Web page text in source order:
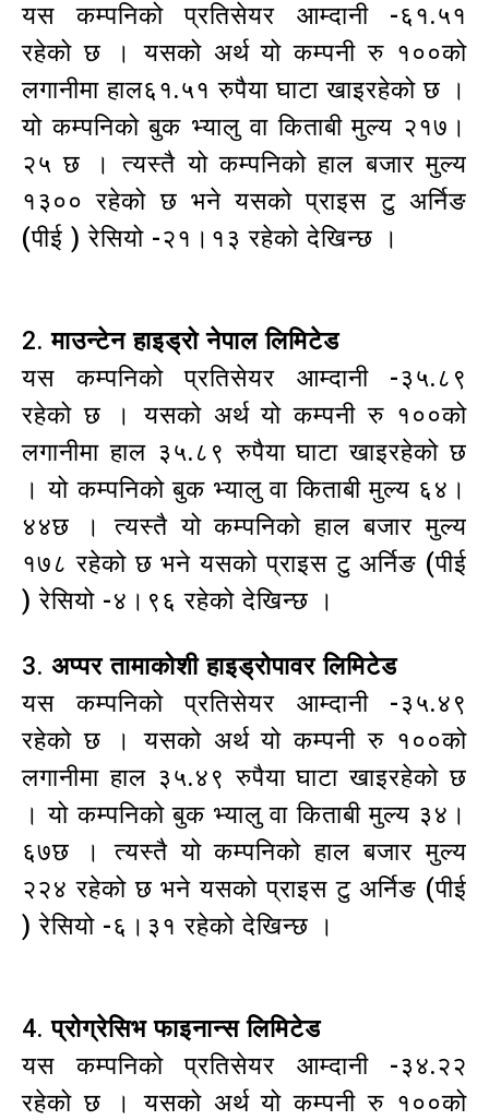
यस कम्पनिको प्रतिसेयर आम्दानी -६१.५१
रहेको छ । यसको अर्थ यो कम्पनी रु १००को
लगानीमा हाल६१.५१ रुपैया घाटा खाइरहेको छ ।
यो कम्पनिको बुक भ्यालु वा किताबी मुल्य २१७।
२५ छ । त्यस्तै यो कम्पनिको हाल बजार मुल्य
१३०० रहेको छ भने यसको प्राइस टु अर्निङ
(पीई ) रेसियो -२१।१३ रहेको देखिन्छ ।
2.माउन्टेन हाइड्रो नेपाल लिमिटेड
यस कम्पनिको प्रतिसेयर आम्दानी -३५.८९
रहेको छ । यसको अर्थ यो कम्पनी रु १००को
लगानीमा हाल ३५.८९ रुपैया घाटा खाइरहेको छ
। यो कम्पनिको बुक भ्यालु वा किताबी मुल्य ६४।
४४छ । त्यस्तै यो कम्पनिको हाल बजार मुल्य
१७८ रहेको छ भने यसको प्राइस टु अर्निङ (पीई
) रेसियो -४।९६ रहेको देखिन्छ ।
3. अप्पर तामाकोशी हाइड्रोपावर लिमिटेड
यस कम्पनिको प्रतिसेयर आम्दानी -३५.४९
रहेको छ । यसको अर्थ यो कम्पनी रु १००को
लगानीमा हाल ३५.४९ रुपैया घाटा खाइरहेको छ
। यो कम्पनिको बुक भ्यालु वा किताबी मुल्य ३४।
६७छ । त्यस्तै यो कम्पनिको हाल बजार मुल्य
२२४ रहेको छ भने यसको प्राइस टु अर्निङ (पीई
) रेसियो -६।३१ रहेको देखिन्छ ।
4.प्रोग्रेसिभ फाइनान्स लिमिटेड
यस कम्पनिको प्रतिसेयर आम्दानी -३४.२२
रहेको छ । यसको अर्थ यो कम्पनी रु १००को